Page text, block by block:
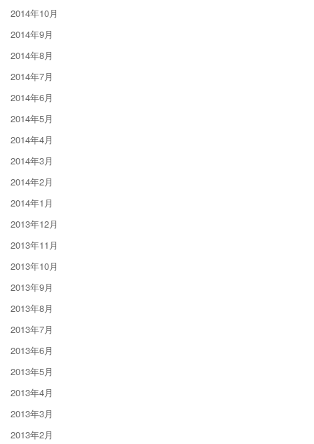
2014年10月
2014年9月
2014年8月
2014年7月
2014年6月
2014年5月
2014年4月
2014年3月
2014年2月
2014年1月
2013年12月
2013年11月
2013年10月
2013年9月
2013年8月
2013年7月
2013年6月
2013年5月
2013年4月
2013年3月
2013年2月